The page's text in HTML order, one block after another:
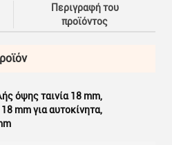
Περιγραφή του
προϊόντος
όψης ταινία 18 mm,
mm για αυτοκίνητα,